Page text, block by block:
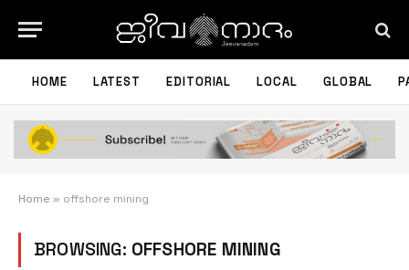
HOME LATEST EDITORIAL LOCAL GLOBAL
Home » offshore mining
BROWSING: OFFSHORE MINING